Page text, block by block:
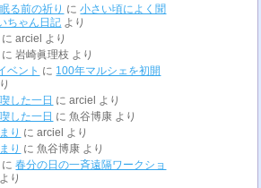
る前の祈り に小さい頃によく聞
ちゃん日記 より
にarciel
より
に岩崎眞理枝 より
ベント に 100年マルシェを初開
した一日 にarciel
より
した一日 に魚谷博康 より
り にarciel
より
り に魚谷博康 より
に春分の日の一斉遠隔ワークショ
より